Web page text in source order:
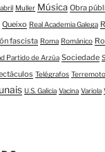
Muller Música Obra
Queixo Real Academia Galega
fascista Roma Románico
Partido de Arzúa Sociedade
Telégrafos Terremoto
U.S. Galicia Vacina Variola